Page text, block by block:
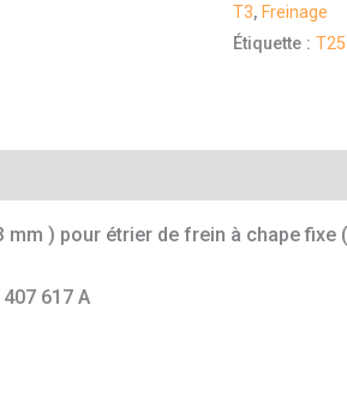
T3, Freinage
Étiquette :
) pour étrier de frein à chape fixe (
617 A